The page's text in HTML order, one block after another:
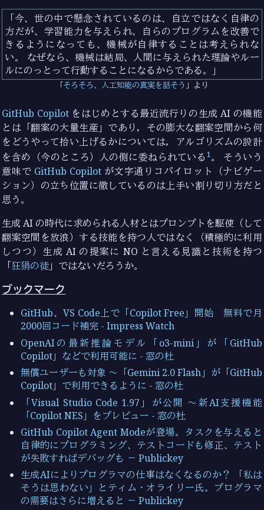
今、世の中で懸念されているのは、自立ではなく自律の
方だが、学習能力を与えられ、自らのプログラムを改善で
きるようになっても、機械が自律することは考えられな
い。 なぜなら、機械は結局、人間に与えられた理論やルー
ルにのっとって行動することになるからである。
そろそろ、人工知能の真実を話そう より
GitHub Copilotをはじめとする最近流行りの生成 AI の機能
とは「翻案の大量生産」であり，その膨大な翻案空間から何
をどうやって拾い上げるかについては，アルゴリズムの設計
を含め（今のところ）人の側に委ねられている 1。 そういう
意味で GitHub Copilot が文字通りコパイロット（ナビゲー
ション）の立ち位置に徹しているのは上手い割り切り方だと
思う。
生成 AI の時代に求められる人材とはプロンプトを駆使（して
翻案空間を放浪）する技能を持つ人ではなく（積極的に利用
しつつ）生成 AI の提案に NO と言える見識と技術を持つ
「狂狷の徒」ではないだろうか。
ブックマーク
GitHub、VS Code上で「Copilot Free」開始 無料で月
2000回コード補完 - Impress Watch
OpenAIの最新推論モデル「o3-mini」が「GitHub
Copilot」などで利用可能に - 窓の杜
無償ユーザーも対象 ～「Gemini 2.0 Flash」が「GitHub
Copilot」で利用できるように - 窓の杜
「Visual Studio Code 1.97」が公開 ～新AI支援機能
「Copilot NES」をプレビュー - 窓の杜
GitHub Copilot Agent Modeが登場。タスクを与えると
自律的にプログラミング、テストコードも修正、テスト
が失敗すればデバッグも － Publickey
生成AIによりプログラマの仕事はなくなるのか？ 「私は
そうは思わない」とティム・オライリー氏。プログラマ
の需要はさらに増えると － Publickey